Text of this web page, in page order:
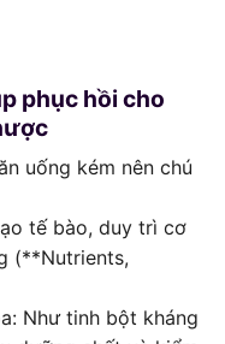
phục hồi cho
uống kém nên chú
tế bào, duy trì cơ
(**Nutrients,
Như tinh bột kháng